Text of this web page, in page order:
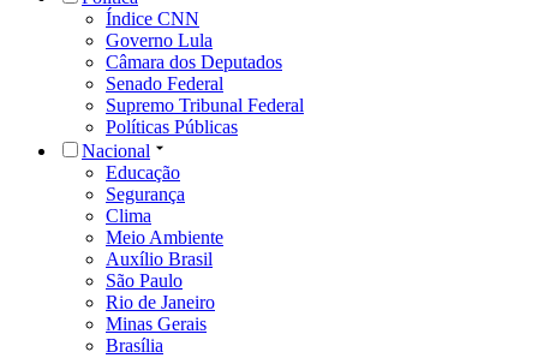
Índice CNN
Governo Lula
Câmara dos Deputados
Senado Federal
Supremo Tribunal Federal
Políticas Públicas
Nacional
Educação
Segurança
Clima
Meio Ambiente
Auxílio Brasil
São Paulo
Rio de Janeiro
Minas Gerais
Brasília